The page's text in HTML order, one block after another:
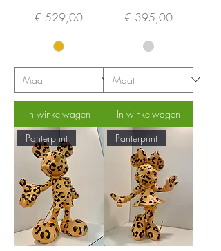
Prijs
€ 529,00
In winkelwagen
Prijs
€ 395,00
In winkelwagen
Panterprint
Panterprint